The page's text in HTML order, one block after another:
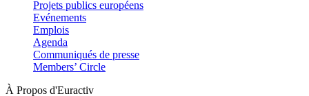
Projets publics européens
Evénements
Emplois
Agenda
Communiqués de presse
Members’ Circle
À Propos d'Euractiv